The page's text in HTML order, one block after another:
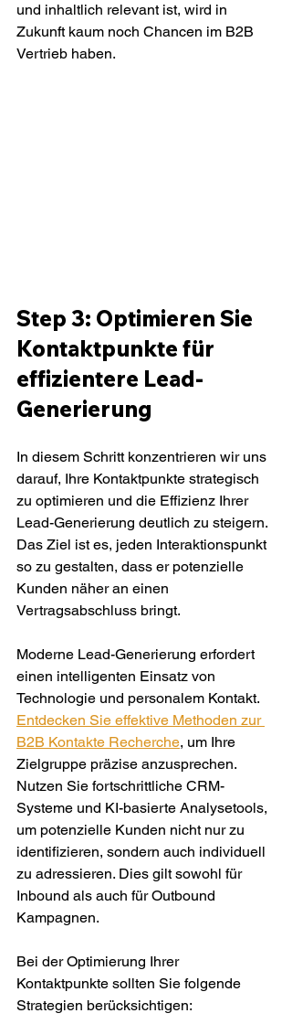
und inhaltlich relevant ist, wird in
Zukunft kaum noch Chancen im B2B
Vertrieb haben.
Step 3: Optimieren Sie
Kontaktpunkte für
effizientere Lead-
Generierung
In diesem Schritt konzentrieren wir uns
darauf, Ihre Kontaktpunkte strategisch
zu optimieren und die Effizienz Ihrer
Lead-Generierung deutlich zu steigern.
Das Ziel ist es, jeden Interaktionspunkt
so zu gestalten, dass er potenzielle
Kunden näher an einen
Vertragsabschluss bringt.
Moderne Lead-Generierung erfordert
einen intelligenten Einsatz von
Technologie und personalem Kontakt.
Entdecken Sie effektive Methoden zur
B2B Kontakte Recherche, um Ihre
Zielgruppe präzise anzusprechen.
Nutzen Sie fortschrittliche CRM-
Systeme und KI-basierte Analysetools,
um potenzielle Kunden nicht nur zu
identifizieren, sondern auch individuell
zu adressieren. Dies gilt sowohl für
Inbound als auch für Outbound
Kampagnen.
Bei der Optimierung Ihrer
Kontaktpunkte sollten Sie folgende
Strategien berücksichtigen: